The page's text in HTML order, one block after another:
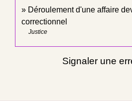
Déroulement d'une affaire
correctionnel
Justice
Signaler une